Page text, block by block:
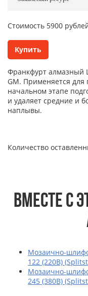
Cтоимость 5900
Купить
Франкфурт алмазный
GM. Применяется для
начальном этапе
и удаляет средние и
наплывы.
Количество
ВМЕСТЕ С
Мозаично-
122 (220В)
Мозаично-
245 (380В)